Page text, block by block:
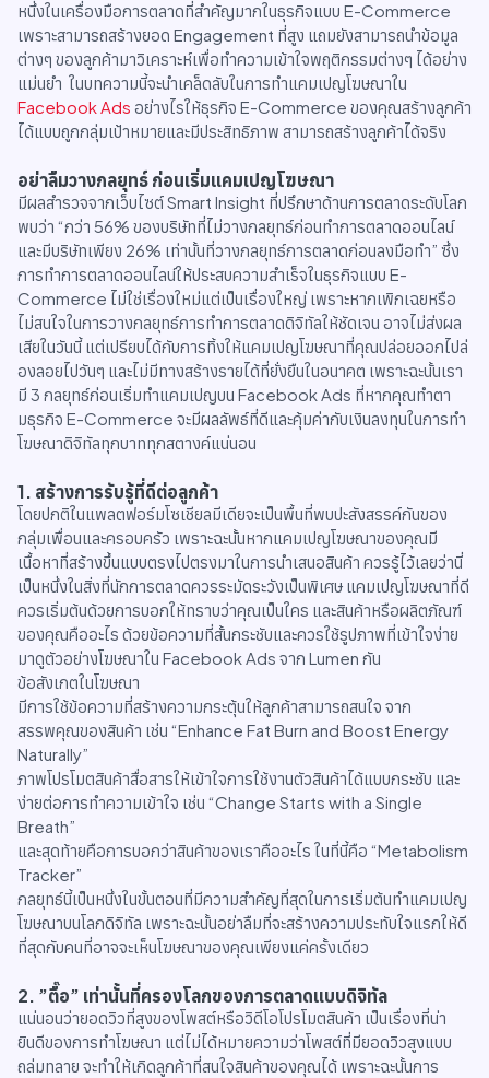
หนึ่งในเครื่องมือการตลาดที่สำคัญมากในธุรกิจแบบ E-Commerce
เพราะสามารถสร้างยอด Engagement ที่สูง แถมยังสามารถนำข้อมูล
ต่างๆ ของลูกค้ามาวิเคราะห์เพื่อทำความเข้าใจพฤติกรรมต่างๆ ได้อย่าง
แม่นยำ ในบทความนี้จะนำเคล็ดลับในการทำแคมเปญโฆษณาใน
Facebook Ads อย่างไรให้ธุรกิจ E-Commerce ของคุณสร้างลูกค้า
ได้แบบถูกกลุ่มเป้าหมายและมีประสิทธิภาพ สามารถสร้างลูกค้าได้จริง
อย่าลืมวางกลยุทธ์ ก่อนเริ่มแคมเปญโฆษณา
มีผลสำรวจจากเว็บไซต์ Smart Insight ที่ปรึกษาด้านการตลาดระดับโลก
พบว่า “กว่า 56% ของบริษัทที่ไม่วางกลยุทธ์ก่อนทำการตลาดออนไลน์
และมีบริษัทเพียง 26% เท่านั้นที่วางกลยุทธ์การตลาดก่อนลงมือทำ” ซึ่ง
การทำการตลาดออนไลน์ให้ประสบความสำเร็จในธุรกิจแบบ E-
Commerce ไม่ใช่เรื่องใหม่แต่เป็นเรื่องใหญ่ เพราะหากเพิกเฉยหรือ
ไม่สนใจในการวางกลยุทธ์การทำการตลาดดิจิทัลให้ชัดเจน อาจไม่ส่งผล
เสียในวันนี้ แต่เปรียบได้กับการทิ้งให้แคมเปญโฆษณาที่คุณปล่อยออกไปล่
องลอยไปวันๆ และไม่มีทางสร้างรายได้ที่ยั่งยืนในอนาคต เพราะฉะนั้นเรา
มี 3 กลยุทธ์ก่อนเริ่มทำแคมเปญบน Facebook Ads ที่หากคุณทำตา
มธุรกิจ E-Commerce จะมีผลลัพธ์ที่ดีและคุ้มค่ากับเงินลงทุนในการทำ
โฆษณาดิจิทัลทุกบาททุกสตางค์แน่นอน
1. สร้างการรับรู้ที่ดีต่อลูกค้า
โดยปกติในแพลตฟอร์มโซเชียลมีเดียจะเป็นพื้นที่พบปะสังสรรค์กันของ
กลุ่มเพื่อนและครอบครัว เพราะฉะนั้นหากแคมเปญโฆษณาของคุณมี
เนื้อหาที่สร้างขึ้นแบบตรงไปตรงมาในการนำเสนอสินค้า ควรรู้ไว้เลยว่านี่
เป็นหนึ่งในสิ่งที่นักการตลาดควรระมัดระวังเป็นพิเศษ แคมเปญโฆษณาที่ดี
ควรเริ่มต้นด้วยการบอกให้ทราบว่าคุณเป็นใคร และสินค้าหรือผลิตภัณฑ์
ของคุณคืออะไร ด้วยข้อความที่สั้นกระชับและควรใช้รูปภาพที่เข้าใจง่าย
มาดูตัวอย่างโฆษณาใน Facebook Ads จาก Lumen กัน
ข้อสังเกตในโฆษณา
มีการใช้ข้อความที่สร้างความกระตุ้นให้ลูกค้าสามารถสนใจ จาก
สรรพคุณของสินค้า เช่น “Enhance Fat Burn and Boost Energy
Naturally”
ภาพโปรโมตสินค้าสื่อสารให้เข้าใจการใช้งานตัวสินค้าได้แบบกระชับ และ
ง่ายต่อการทำความเข้าใจ เช่น “Change Starts with a Single
Breath”
และสุดท้ายคือการบอกว่าสินค้าของเราคืออะไร ในที่นี้คือ “Metabolism
Tracker”
กลยุทธ์นี้เป็นหนึ่งในขั้นตอนที่มีความสำคัญที่สุดในการเริ่มต้นทำแคมเปญ
โฆษณาบนโลกดิจิทัล เพราะฉะนั้นอย่าลืมที่จะสร้างความประทับใจแรกให้ดี
ที่สุดกับคนที่อาจจะเห็นโฆษณาของคุณเพียงแค่ครั้งเดียว
2. ”ตื๊อ” เท่านั้นที่ครองโลกของการตลาดแบบดิจิทัล
แน่นอนว่ายอดวิวที่สูงของโพสต์หรือวิดีโอโปรโมตสินค้า เป็นเรื่องที่น่า
ยินดีของการทำโฆษณา แต่ไม่ได้หมายความว่าโพสต์ที่มียอดวิวสูงแบบ
ถล่มทลาย จะทำให้เกิดลูกค้าที่สนใจสินค้าของคุณได้ เพราะฉะนั้นการ